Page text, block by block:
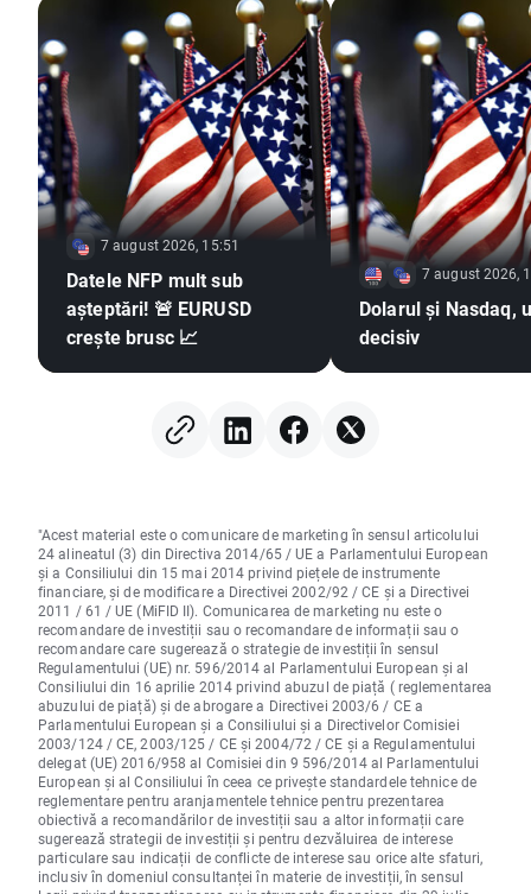
7 august 2026, 15:51
Datele NFP mult sub
așteptări! 🚨 EURUSD
crește brusc 📈
7 august 2026,
Dolarul și Nasdaq,
decisiv
"Acest material este o comunicare de marketing în sensul articolului
24 alineatul (3) din Directiva 2014/65 / UE a Parlamentului European
și a Consiliului din 15 mai 2014 privind piețele de instrumente
financiare, și de modificare a Directivei 2002/92 / CE și a Directivei
2011 / 61 / UE (MiFID II). Comunicarea de marketing nu este o
recomandare de investiții sau o recomandare de informații sau o
recomandare care sugerează o strategie de investiții în sensul
Regulamentului (UE) nr. 596/2014 al Parlamentului European și al
Consiliului din 16 aprilie 2014 privind abuzul de piață ( reglementarea
abuzului de piață) și de abrogare a Directivei 2003/6 / CE a
Parlamentului European și a Consiliului și a Directivelor Comisiei
2003/124 / CE, 2003/125 / CE și 2004/72 / CE și a Regulamentului
delegat (UE) 2016/958 al Comisiei din 9 596/2014 al Parlamentului
European și al Consiliului în ceea ce privește standardele tehnice de
reglementare pentru aranjamentele tehnice pentru prezentarea
obiectivă a recomandărilor de investiții sau a altor informații care
sugerează strategii de investiții și pentru dezvăluirea de interese
particulare sau indicații de conflicte de interese sau orice alte sfaturi,
inclusiv în domeniul consultanței în materie de investiții, în sensul